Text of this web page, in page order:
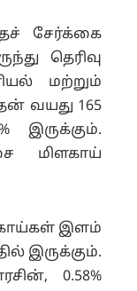
சேர்க்கை
தெரிவு
மற்றும்
வயது 165
இருக்கும்.
மிளகாய்
இளம்
இருக்கும்.
0.58%